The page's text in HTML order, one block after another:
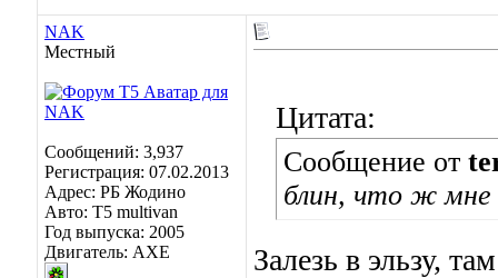
NAK
Местный
Сообщений: 3,937
Регистрация: 07.02.2013
Адрес: РБ Жодино
Авто: T5 multivan
Год выпуска: 2005
Двигатель: AXE
Цитата:
Сообщение от
блин, что ж мне
Залезь в эльзу,